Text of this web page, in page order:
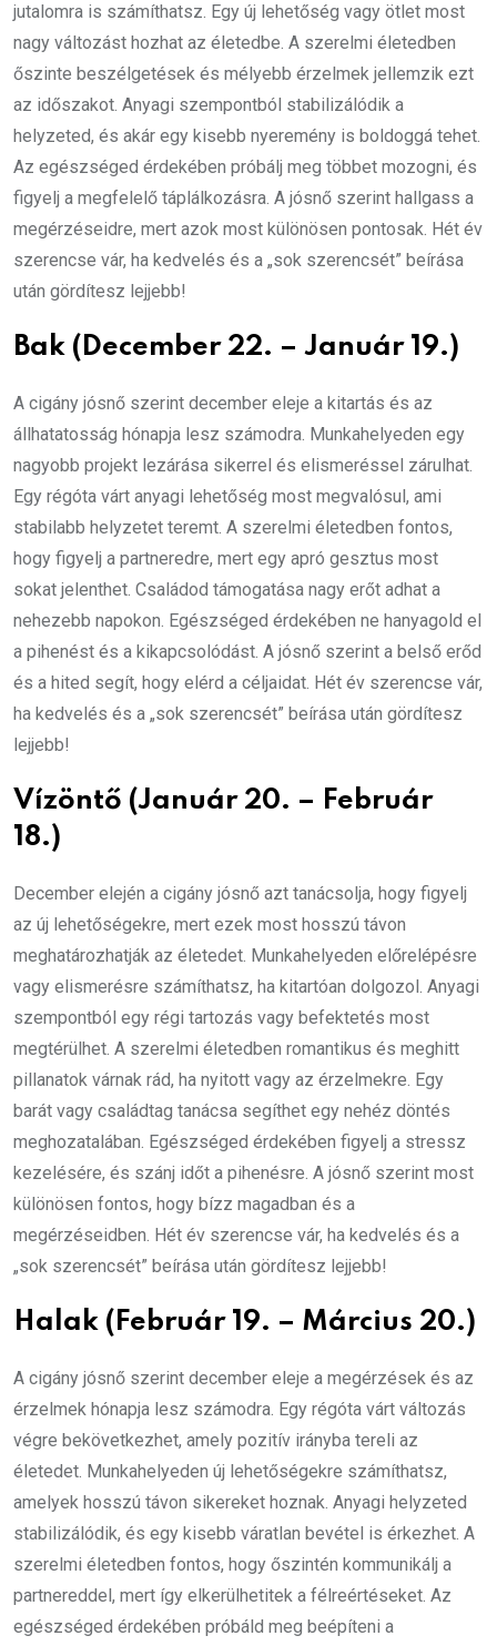
jutalomra is számíthatsz. Egy új lehetőség vagy ötlet most
nagy változást hozhat az életedbe. A szerelmi életedben
őszinte beszélgetések és mélyebb érzelmek jellemzik ezt
az időszakot. Anyagi szempontból stabilizálódik a
helyzeted, és akár egy kisebb nyeremény is boldoggá tehet.
Az egészséged érdekében próbálj meg többet mozogni, és
figyelj a megfelelő táplálkozásra. A jósnő szerint hallgass a
megérzéseidre, mert azok most különösen pontosak. Hét év
szerencse vár, ha kedvelés és a „sok szerencsét” beírása
után gördítesz lejjebb!
Bak (December 22. – Január 19.)
A cigány jósnő szerint december eleje a kitartás és az
állhatatosság hónapja lesz számodra. Munkahelyeden egy
nagyobb projekt lezárása sikerrel és elismeréssel zárulhat.
Egy régóta várt anyagi lehetőség most megvalósul, ami
stabilabb helyzetet teremt. A szerelmi életedben fontos,
hogy figyelj a partneredre, mert egy apró gesztus most
sokat jelenthet. Családod támogatása nagy erőt adhat a
nehezebb napokon. Egészséged érdekében ne hanyagold el
a pihenést és a kikapcsolódást. A jósnő szerint a belső erőd
és a hited segít, hogy elérd a céljaidat. Hét év szerencse vár,
ha kedvelés és a „sok szerencsét” beírása után gördítesz
lejjebb!
Vízöntő (Január 20. – Február
18.)
December elején a cigány jósnő azt tanácsolja, hogy figyelj
az új lehetőségekre, mert ezek most hosszú távon
meghatározhatják az életedet. Munkahelyeden előrelépésre
vagy elismerésre számíthatsz, ha kitartóan dolgozol. Anyagi
szempontból egy régi tartozás vagy befektetés most
megtérülhet. A szerelmi életedben romantikus és meghitt
pillanatok várnak rád, ha nyitott vagy az érzelmekre. Egy
barát vagy családtag tanácsa segíthet egy nehéz döntés
meghozatalában. Egészséged érdekében figyelj a stressz
kezelésére, és szánj időt a pihenésre. A jósnő szerint most
különösen fontos, hogy bízz magadban és a
megérzéseidben. Hét év szerencse vár, ha kedvelés és a
„sok szerencsét” beírása után gördítesz lejjebb!
Halak (Február 19. – Március 20.)
A cigány jósnő szerint december eleje a megérzések és az
érzelmek hónapja lesz számodra. Egy régóta várt változás
végre bekövetkezhet, amely pozitív irányba tereli az
életedet. Munkahelyeden új lehetőségekre számíthatsz,
amelyek hosszú távon sikereket hoznak. Anyagi helyzeted
stabilizálódik, és egy kisebb váratlan bevétel is érkezhet. A
szerelmi életedben fontos, hogy őszintén kommunikálj a
partnereddel, mert így elkerülhetitek a félreértéseket. Az
egészséged érdekében próbáld meg beépíteni a